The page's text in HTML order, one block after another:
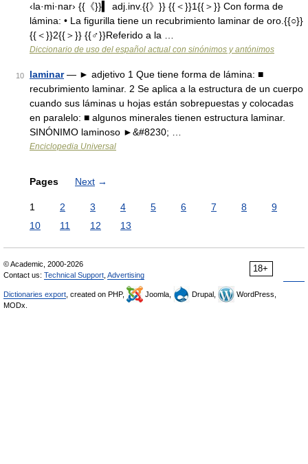
‹la·mi·nar› {{《}}▍ adj.inv.{{》}} {{＜}}1{{＞}} Con forma de
lámina: • La figurilla tiene un recubrimiento laminar de oro.{{○}}
{{＜}}2{{＞}} {{♂}}Referido a la …
Diccionario de uso del español actual con sinónimos y antónimos
10 laminar— ► adjetivo 1 Que tiene forma de lámina: ■
recubrimiento laminar. 2 Se aplica a la estructura de un cuerpo
cuando sus láminas u hojas están sobrepuestas y colocadas
en paralelo: ■ algunos minerales tienen estructura laminar.
SINÓNIMO laminoso ►&#8230; …
Enciclopedia Universal
Pages Next →
1 2 3 4 5 6 7 8
9
10
11 12 13
18+
© Academic, 2000-2026
Contact us: Technical Support Advertising
Dictionaries export , created on PHP, Joomla, Drupal,
WordPress,
MODx.